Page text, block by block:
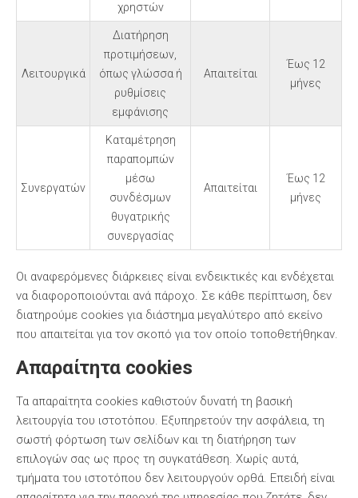
χρηστών
Λειτουργικά
Διατήρηση
προτιμήσεων,
όπως γλώσσα ή
ρυθμίσεις
εμφάνισης
Απαιτείται
Έως 12
μήνες
Συνεργατών
Καταμέτρηση
παραπομπών
μέσω
συνδέσμων
θυγατρικής
συνεργασίας
Απαιτείται
Έως 12
μήνες
Οι αναφερόμενες διάρκειες είναι ενδεικτικές και ενδέχεται
να διαφοροποιούνται ανά πάροχο. Σε κάθε περίπτωση, δεν
διατηρούμε cookies για διάστημα μεγαλύτερο από εκείνο
που απαιτείται για τον σκοπό για τον οποίο τοποθετήθηκαν.
Απαραίτητα cookies
Τα απαραίτητα cookies καθιστούν δυνατή τη βασική
λειτουργία του ιστοτόπου. Εξυπηρετούν την ασφάλεια, τη
σωστή φόρτωση των σελίδων και τη διατήρηση των
επιλογών σας ως προς τη συγκατάθεση. Χωρίς αυτά,
τμήματα του ιστοτόπου δεν λειτουργούν ορθά. Επειδή είναι